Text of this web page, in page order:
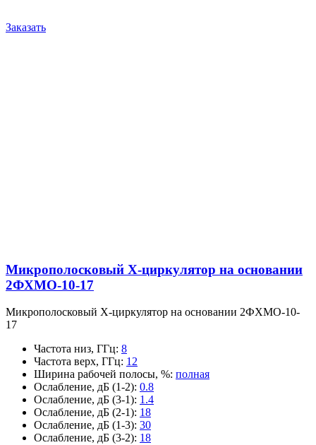
Заказать
Микрополосковый X-циркулятор на основании
2ФХМО-10-17
Микрополосковый X-циркулятор на основании 2ФХМО-10-
17
Частота низ, ГГц: 8
Частота верх, ГГц: 12
Ширина рабочей полосы, %: полная
Ослабление, дБ (1-2): 0.8
Ослабление, дБ (3-1): 1.4
Ослабление, дБ (2-1): 18
Ослабление, дБ (1-3): 30
Ослабление, дБ (3-2): 18